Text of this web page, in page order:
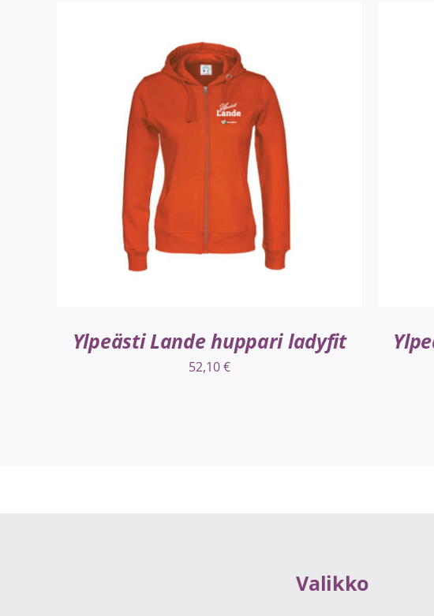
VALITSE VAIHTOEHDOISTA / LISÄTIEDOT
Ylpeästi Lande huppari ladyfit
52,10€
Valikko